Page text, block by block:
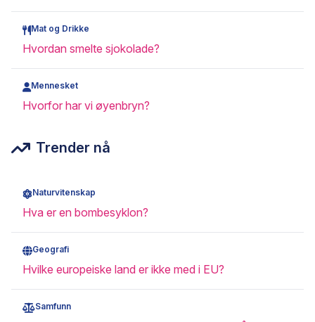
Mat og Drikke
Hvordan smelte sjokolade?
Mennesket
Hvorfor har vi øyenbryn?
Trender nå
Naturvitenskap
Hva er en bombesyklon?
Geografi
Hvilke europeiske land er ikke med i EU?
Samfunn